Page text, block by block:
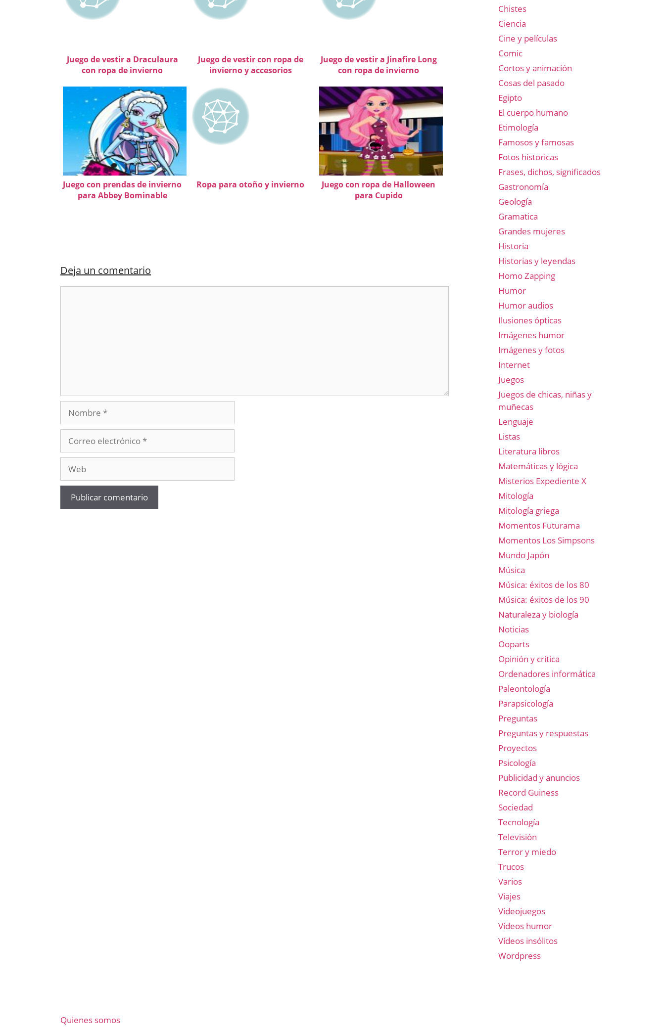
Juego de vestir a Draculaura
con ropa de invierno
Juego de vestir con ropa de
invierno y accesorios
Juego de vestir a Jinafire Long
con ropa de invierno
Juego con prendas de invierno
para Abbey Bominable
Ropa para otoño y invierno
Juego con ropa de Halloween
para Cupido
Deja un comentario
Nombre
electrónico
Chistes
Ciencia
Cine y películas
Comic
Cortos y animación
Cosas del pasado
Egipto
El cuerpo humano
Etimología
Famosos y famosas
Fotos historicas
Frases, dichos, significados
Gastronomía
Geología
Gramatica
Grandes mujeres
Historia
Historias y leyendas
Homo Zapping
Humor
Humor audios
Ilusiones ópticas
Imágenes humor
Imágenes y fotos
Internet
Juegos
Juegos de chicas, niñas y
muñecas
Lenguaje
Listas
Literatura libros
Matemáticas y lógica
Misterios Expediente X
Mitología
Mitología griega
Momentos Futurama
Momentos Los Simpsons
Mundo Japón
Música
Música: éxitos de los 80
Música: éxitos de los 90
Naturaleza y biología
Noticias
Ooparts
Opinión y crítica
Ordenadores informática
Paleontología
Parapsicología
Preguntas
Preguntas y respuestas
Proyectos
Psicología
Publicidad y anuncios
Record Guiness
Sociedad
Tecnología
Televisión
Terror y miedo
Trucos
Varios
Viajes
Videojuegos
Vídeos humor
Vídeos insólitos
Wordpress
Quienes somos